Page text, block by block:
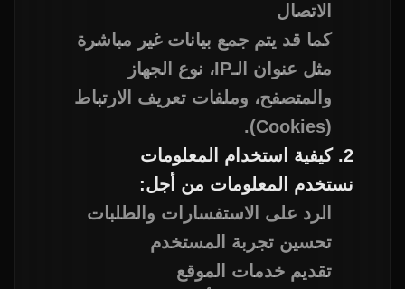
الاتصال
كما قد يتم جمع بيانات غير مباشرة
مثل عنوان الـIP، نوع الجهاز
والمتصفح، وملفات تعريف الارتباط
(Cookies).
2. كيفية استخدام المعلومات
نستخدم المعلومات من أجل:
الرد على الاستفسارات والطلبات
تحسين تجربة المستخدم
تقديم خدمات الموقع